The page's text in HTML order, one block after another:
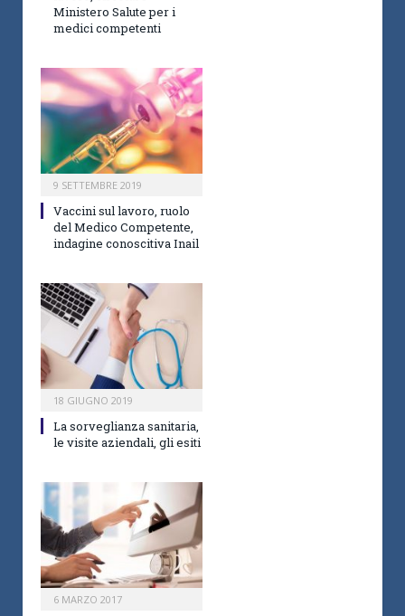
Ministero Salute per i
medici competenti
9 SETTEMBRE 2019
Vaccini sul lavoro, ruolo
del Medico Competente,
indagine conoscitiva Inail
18 GIUGNO 2019
La sorveglianza sanitaria,
le visite aziendali, gli esiti
6 MARZO 2017